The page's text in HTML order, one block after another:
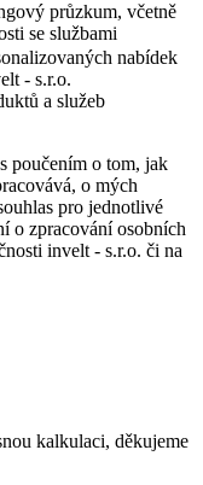
průzkum, včetně
se službami
nabídek
- s.r.o.
a služeb
poučením o tom, jak
o mých
pro jednotlivé
o zpracování osobních
invelt - s.r.o. či na
kalkulaci, děkujeme